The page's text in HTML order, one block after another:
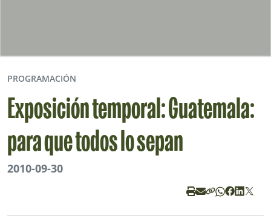
PROGRAMACIÓN
Exposición temporal: Guatemala:
para que todos lo sepan
2010-09-30